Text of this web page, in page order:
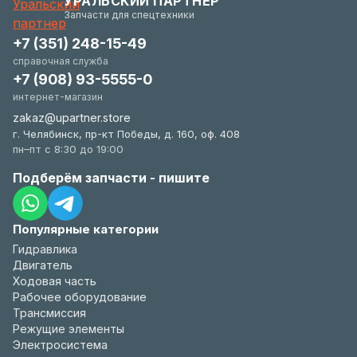
удобстве.Запчасти для спецтехники
Популярные категории
Гидравлика
Двигатель
Ходовая часть
Рабочее оборудование
Трансмиссия
Режущие элементы
Электросистема
+7 (351) 248-15-49
справочная служба
+7 (908) 93-5555-0
интернет-магазин
zakaz@upartner.store
г. Челябинск, пр-кт Победы, д. 160, оф. 408
пн–пт с 8:30 до 19:00
Подберём запчасти - пишите